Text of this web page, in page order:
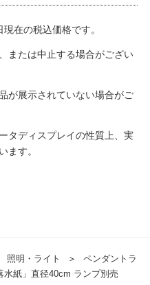
在の税込価格です。
または中止する場合がござい
が展示されていない場合がご
タディスプレイの性質上、実
ます。
照明・ライト ＞
ペンダントラ
水紙」直径40cm ランプ別売